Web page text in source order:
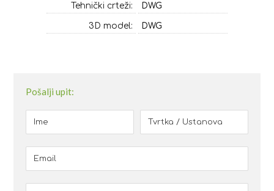
Tehnički crteži: DWG
3D model: DWG
Pošalji upit: